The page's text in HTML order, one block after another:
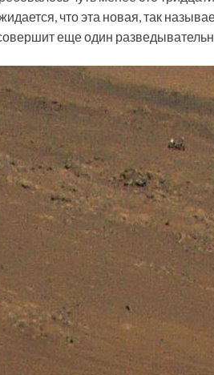
что эта новая, так
еще один